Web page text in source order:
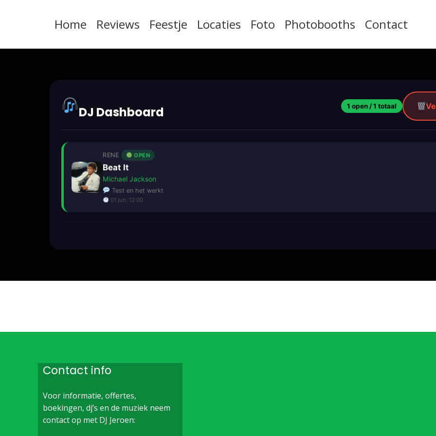
Home Reviews Feestje Locaties Foto Photobooths Contact
DJ Dashboard 1 open / 1 totaal
RENE OPEN
Beat It
Michael Jackson
Test en het werkt
01 jun. 12:00
Contact info
Voor informatie, offertes,
boekingen, dj’s en de muziek neem
contact op met DJ Jeroen: